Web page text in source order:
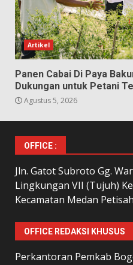
Artikel
Panen Cabai Di Paya
Dukungan untuk Petani
Agustus 5, 2026
OFFICE :
Jln. Gatot Subroto Gg.
Lingkungan VII (Tujuh)
Kecamatan Medan
OFFICE REDAKSI KHUSUS
Perkantoran Pemkab